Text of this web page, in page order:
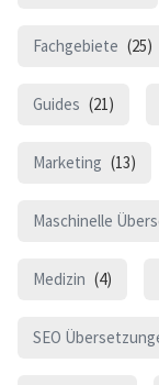
Fachgebiete (25)
Guides (21)
Marketing (13)
Maschinelle
Medizin (4)
SEO